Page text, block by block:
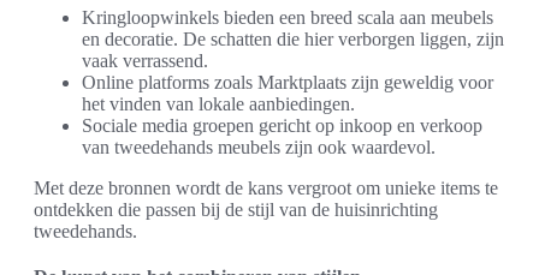
Kringloopwinkels bieden een breed scala aan meubels
en decoratie. De schatten die hier verborgen liggen, zijn
vaak verrassend.
Online platforms zoals Marktplaats zijn geweldig voor
het vinden van lokale aanbiedingen.
Sociale media groepen gericht op inkoop en verkoop
van tweedehands meubels zijn ook waardevol.
Met deze bronnen wordt de kans vergroot om unieke items te
ontdekken die passen bij de stijl van de huisinrichting
tweedehands.